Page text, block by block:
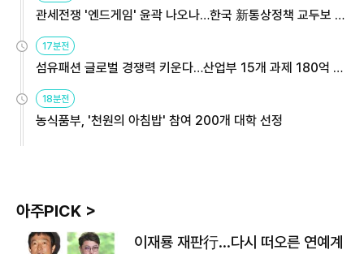
관세전쟁 '엔드게임' 윤곽 나오나…한국 新통상정책 교두보 활
17분전
섬유패션 글로벌 경쟁력 키운다…산업부 15개 과제 180억 지
18분전
농식품부, '천원의 아침밥' 참여 200개 대학 선정
아주PICK >
이재룡 재판行…다시 떠오른 연예계